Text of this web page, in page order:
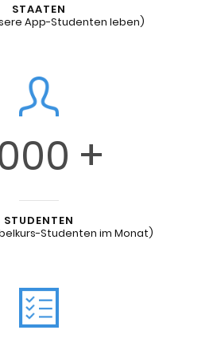
STAATEN
App-Studenten leben)
STUDENTEN
Studenten im Monat)